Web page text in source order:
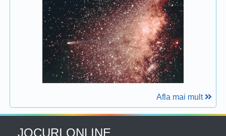
Afla mai mult
JOCURI ONLINE